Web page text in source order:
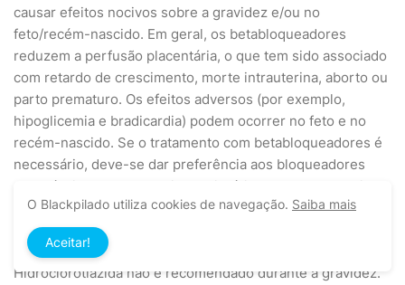
causar efeitos nocivos sobre a gravidez e/ou no
feto/recém-nascido. Em geral, os betabloqueadores
reduzem a perfusão placentária, o que tem sido associado
com retardo de crescimento, morte intrauterina, aborto ou
parto prematuro. Os efeitos adversos (por exemplo,
hipoglicemia e bradicardia) podem ocorrer no feto e no
recém-nascido. Se o tratamento com betabloqueadores é
necessário, deve-se dar preferência aos bloqueadores
adrenérgicos beta1 seletivos. Diuréticos podem dar origem
à isquemia fetoplacentária com o risco de hipotrofia fetal.
A hidroclorotiazida é suspeita de causar trombocitopenia
em neonatos. O uso de Hemifumarato de Bisoprolol +
Hidroclorotiazida não é recomendado durante a gravidez.
O Blackpilado utiliza cookies de navegação. Saiba mais
Aceitar!